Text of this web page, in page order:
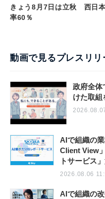
きょう8月7日は立秋 西日
率60％
動画で見るプレスリリ
政府全体
けた取組
AIで組織の
Client View
トサービス
2026.08.06
AIで組織の